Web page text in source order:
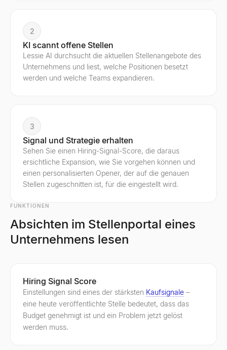
2
KI scannt offene Stellen
Lessie AI durchsucht die aktuellen Stellenangebote des
Unternehmens und liest, welche Positionen besetzt
werden und welche Teams expandieren.
3
Signal und Strategie erhalten
Sehen Sie einen Hiring-Signal-Score, die daraus
ersichtliche Expansion, wie Sie vorgehen können und
einen personalisierten Opener, der auf die genauen
Stellen zugeschnitten ist, für die eingestellt wird.
FUNKTIONEN
Absichten im Stellenportal eines
Unternehmens lesen
Hiring Signal Score
Einstellungen sind eines der stärksten Kaufsignale –
eine heute veröffentlichte Stelle bedeutet, dass das
Budget genehmigt ist und ein Problem jetzt gelöst
werden muss.